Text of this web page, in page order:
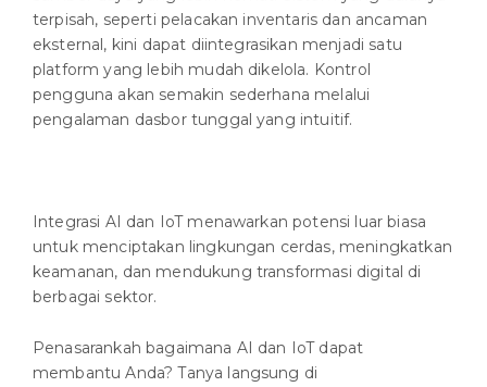
terpisah, seperti pelacakan inventaris dan ancaman
eksternal, kini dapat diintegrasikan menjadi satu
platform yang lebih mudah dikelola. Kontrol
pengguna akan semakin sederhana melalui
pengalaman dasbor tunggal yang intuitif.
Integrasi AI dan IoT menawarkan potensi luar biasa
untuk menciptakan lingkungan cerdas, meningkatkan
keamanan, dan mendukung transformasi digital di
berbagai sektor.
Penasarankah bagaimana AI dan IoT dapat
membantu Anda? Tanya langsung di